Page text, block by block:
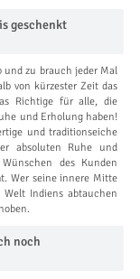
geschenkt
und zu brauch jeder Mal
von kürzester Zeit das
Richtige für alle, die
und Erholung haben!
und traditionseiche
absoluten Ruhe und
des Kunden
Wer seine innere Mitte
Indiens abtauchen
noch